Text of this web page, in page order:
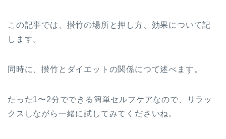
この記事では、攅竹の場所と押し方、効果について記
します。
同時に、攅竹とダイエットの関係につて述べます。
たった1〜2分でできる簡単セルフケアなので、リラッ
クスしながら一緒に試してみてくださいね。